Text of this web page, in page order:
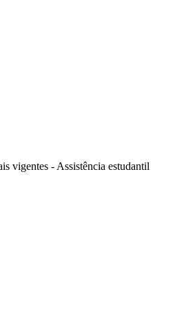
vigentes - Assistência estudantil